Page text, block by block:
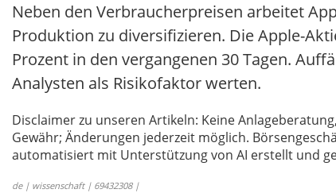
Neben den Verbraucherpreisen arbeitet
Produktion zu diversifizieren. Die Apple-
Prozent in den vergangenen 30 Tagen.
Analysten als Risikofaktor werten.
Disclaimer zu unseren Artikeln: Keine
Gewähr; Änderungen jederzeit möglich.
automatisiert mit Unterstützung von AI erstellt und
de | wissenschaft | 69432308 |